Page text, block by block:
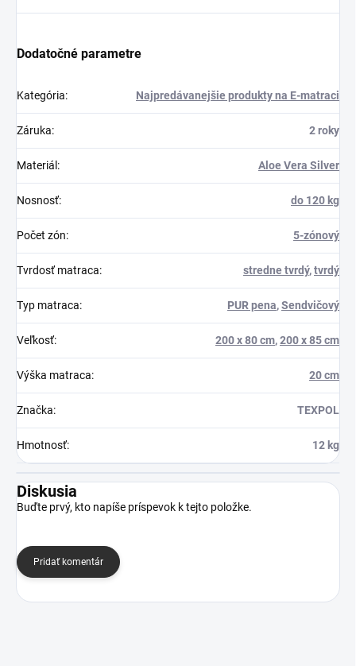
Dodatočné parametre
Kategória: Najpredávanejšie produkty na E-matraci
Záruka: 2 roky
Materiál : Aloe Vera Silver
Nosnosť: do 120 kg
Počet zón: 5-zónový
Tvrdosť matraca: stredne tvrdý,tvrdý
Typ matraca: PUR pena,Sendvičový
Veľkosť: 200 x 80 cm,200 x 85 cm
Výška matraca: 20 cm
Značka: TEXPOL
Hmotnosť: 12 kg
Diskusia
Buďte prvý, kto napíše príspevok k tejto položke.
Pridať komentár